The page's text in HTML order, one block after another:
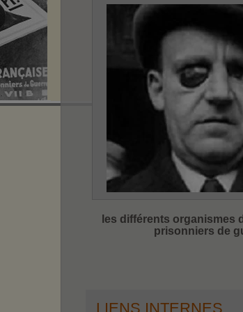
les différents organismes
prisonniers de
LIENS INTERNES